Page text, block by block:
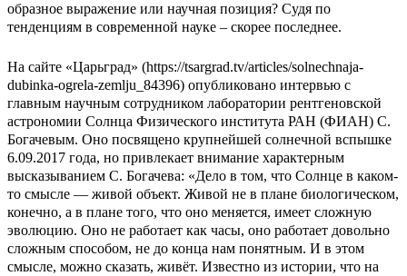
образное выражение или научная позиция? Судя по
тенденциям в современной науке – скорее последнее.
На сайте «Царьград» (https://tsargrad.tv/articles/solnechnaja-
dubinka-ogrela-zemlju_84396) опубликовано интервью с
главным научным сотрудником лаборатории рентгеновской
астрономии Солнца Физического института РАН (ФИАН) С.
Богачевым. Оно посвящено крупнейшей солнечной вспышке
6.09.2017 года, но привлекает внимание характерным
высказыванием С. Богачева: «Дело в том, что Солнце в каком-
то смысле — живой объект. Живой не в плане биологическом,
конечно, а в плане того, что оно меняется, имеет сложную
эволюцию. Оно не работает как часы, оно работает довольно
сложным способом, не до конца нам понятным. И в этом
смысле, можно сказать, живёт. Известно из истории, что на